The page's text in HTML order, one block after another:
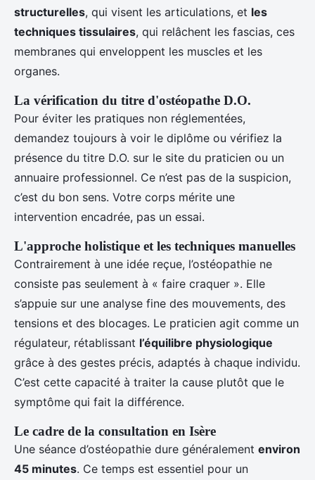
structurelles, qui visent les articulations, et les
techniques tissulaires, qui relâchent les fascias, ces
membranes qui enveloppent les muscles et les
organes.
La vérification du titre d'ostéopathe D.O.
Pour éviter les pratiques non réglementées,
demandez toujours à voir le diplôme ou vérifiez la
présence du titre D.O. sur le site du praticien ou un
annuaire professionnel. Ce n’est pas de la suspicion,
c’est du bon sens. Votre corps mérite une
intervention encadrée, pas un essai.
L'approche holistique et les techniques manuelles
Contrairement à une idée reçue, l’ostéopathie ne
consiste pas seulement à « faire craquer ». Elle
s’appuie sur une analyse fine des mouvements, des
tensions et des blocages. Le praticien agit comme un
régulateur, rétablissant l’équilibre physiologique
grâce à des gestes précis, adaptés à chaque individu.
C’est cette capacité à traiter la cause plutôt que le
symptôme qui fait la différence.
Le cadre de la consultation en Isère
Une séance d’ostéopathie dure généralement environ
45 minutes. Ce temps est essentiel pour un